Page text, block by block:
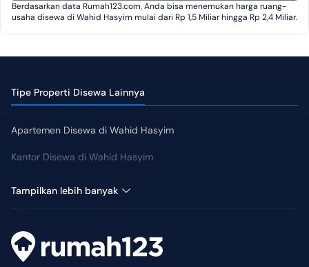
Berdasarkan data Rumah123.com, Anda bisa menemukan harga ruang-
usaha disewa di Wahid Hasyim mulai dari Rp 1,5 Miliar hingga Rp 2,4 Miliar.
Tipe Properti Disewa Lainnya
Apartemen Disewa di Wahid Hasyim
Kantor Disewa di Wahid Hasyim
Tampilkan lebih banyak